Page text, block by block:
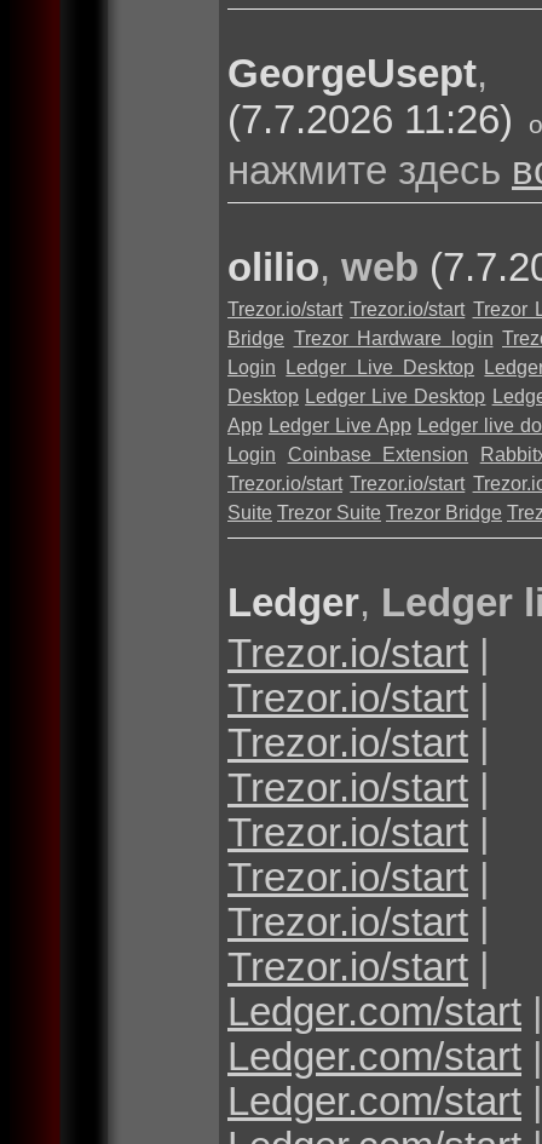
GeorgeUsept
(7.7.2026 11:26)
нажмите здесь
olilio, web
Trezor.io/start Trezor.io/start Trezor
Bridge Trezor Hardware login
Login
Ledger Live Desktop
Desktop Ledger Live Desktop
App Ledger Live App Ledger live
Login
Coinbase Extension
Trezor.io/start Trezor.io/start
Suite Trezor Suite Trezor Bridge
Ledger, Ledger
Trezor.io/start |
Trezor.io/start |
Trezor.io/start |
Trezor.io/start |
Trezor.io/start |
Trezor.io/start |
Trezor.io/start |
Trezor.io/start |
Ledger.com/start |
Ledger.com/start |
Ledger.com/start |